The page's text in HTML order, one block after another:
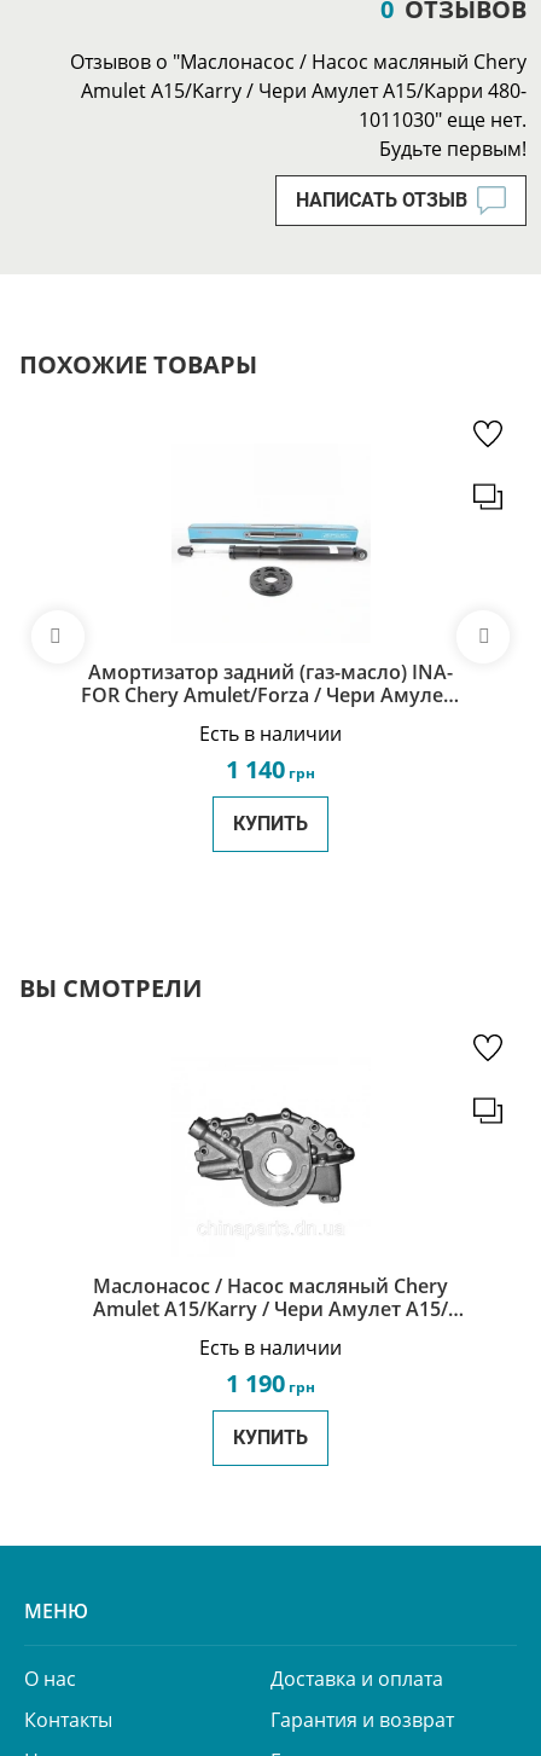
0 ОТЗЫВОВ
Отзывов о "Маслонасос / Насос масляный Chery
Amulet A15/Karry / Чери Амулет A15/Карри 480-
1011030" еще нет.
Будьте первым!
НАПИСАТЬ ОТЗЫВ
ПОХОЖИЕ ТОВАРЫ
Амортизатор задний (газ-масло) INA-
FOR Chery Amulet/Forza / Чери Амулет/
Есть в наличии
1 140 грн
КУПИТЬ
ВЫ СМОТРЕЛИ
Маслонасос / Насос масляный Chery
Amulet A15/Karry / Чери Амулет A15/
Есть в наличии
1 190 грн
КУПИТЬ
МЕНЮ
О нас
Доставка и оплата
Контакты
Гарантия и возврат